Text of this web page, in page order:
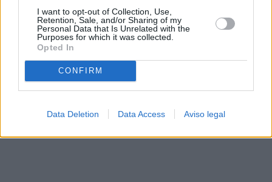
I want to opt-out of Collection, Use,
Retention, Sale, and/or Sharing of my
Personal Data that Is Unrelated with the
Purposes for which it was collected.
Opted In
CONFIRM
Data Deletion Data Access Aviso legal